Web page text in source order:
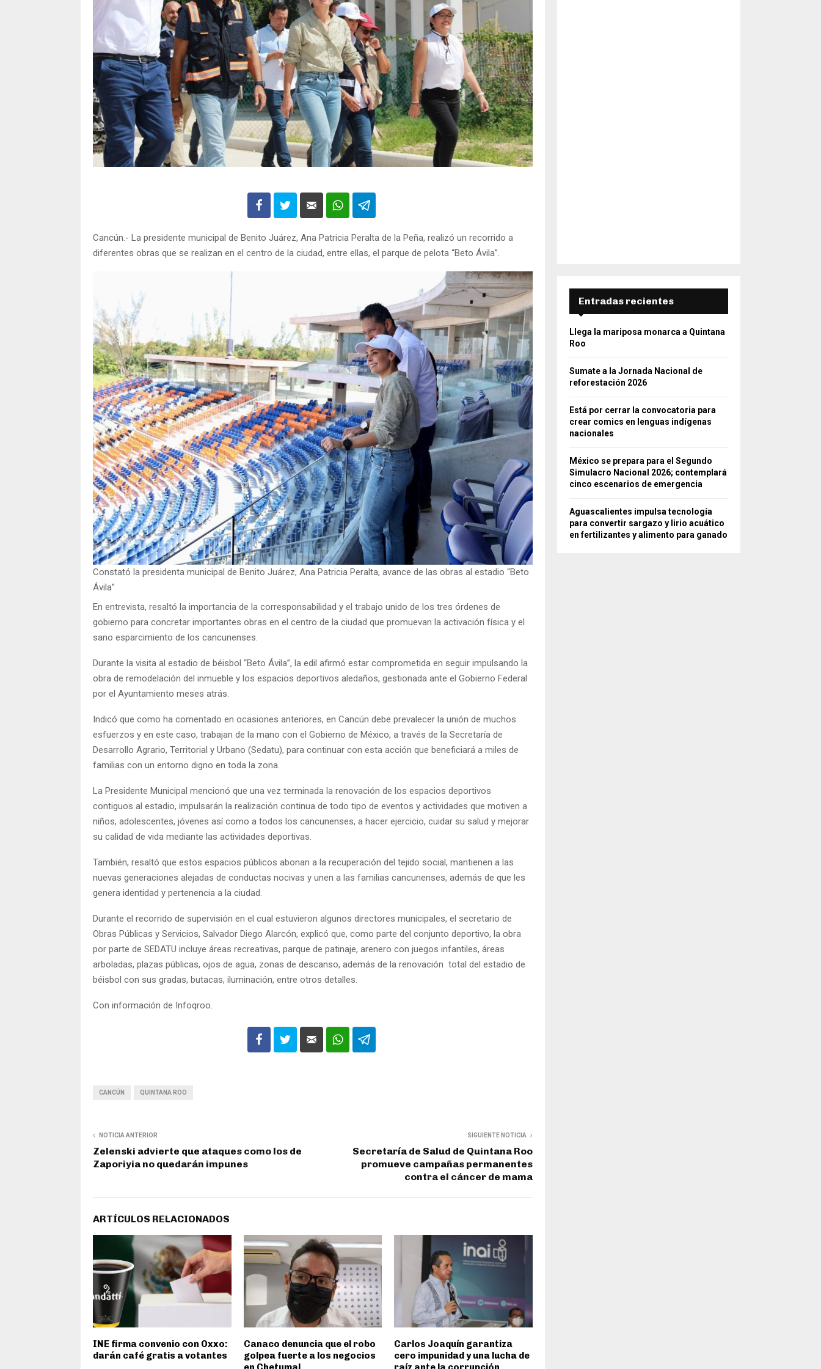
Cancún.- La presidente municipal de Benito Juárez, Ana Patricia Peralta de la Peña, realizó un recorrido a
diferentes obras que se realizan en el centro de la ciudad, entre ellas, el parque de pelota “Beto Ávila”.
Constató la presidenta municipal de Benito Juárez, Ana Patricia Peralta, avance de las obras al estadio “Beto
Ávila”
En entrevista, resaltó la importancia de la corresponsabilidad y el trabajo unido de los tres órdenes de
gobierno para concretar importantes obras en el centro de la ciudad que promuevan la activación física y el
sano esparcimiento de los cancunenses.
Durante la visita al estadio de béisbol “Beto Ávila”, la edil afirmó estar comprometida en seguir impulsando la
obra de remodelación del inmueble y los espacios deportivos aledaños, gestionada ante el Gobierno Federal
por el Ayuntamiento meses atrás.
Indicó que como ha comentado en ocasiones anteriores, en Cancún debe prevalecer la unión de muchos
esfuerzos y en este caso, trabajan de la mano con el Gobierno de México, a través de la Secretaría de
Desarrollo Agrario, Territorial y Urbano (Sedatu), para continuar con esta acción que beneficiará a miles de
familias con un entorno digno en toda la zona.
La Presidente Municipal mencionó que una vez terminada la renovación de los espacios deportivos
contiguos al estadio, impulsarán la realización continua de todo tipo de eventos y actividades que motiven a
niños, adolescentes, jóvenes así como a todos los cancunenses, a hacer ejercicio, cuidar su salud y mejorar
su calidad de vida mediante las actividades deportivas.
También, resaltó que estos espacios públicos abonan a la recuperación del tejido social, mantienen a las
nuevas generaciones alejadas de conductas nocivas y unen a las familias cancunenses, además de que les
genera identidad y pertenencia a la ciudad.
Durante el recorrido de supervisión en el cual estuvieron algunos directores municipales, el secretario de
Obras Públicas y Servicios, Salvador Diego Alarcón, explicó que, como parte del conjunto deportivo, la obra
por parte de SEDATU incluye áreas recreativas, parque de patinaje, arenero con juegos infantiles, áreas
arboladas, plazas públicas, ojos de agua, zonas de descanso, además de la renovación total del estadio de
béisbol con sus gradas, butacas, iluminación, entre otros detalles.
Con información de Infoqroo.
CANCÚN QUINTANA ROO
NOTICIA ANTERIOR
Zelenski advierte que ataques como los de
Zaporiyia no quedarán impunes
SIGUIENTE NOTICIA
Secretaría de Salud de Quintana Roo
promueve campañas permanentes
contra el cáncer de mama
ARTÍCULOS RELACIONADOS
INE firma convenio con Oxxo:
darán café gratis a votantes
Canaco denuncia que el robo
golpea fuerte a los negocios
Carlos Joaquín garantiza
cero impunidad y una lucha de
Entradas recientes
Llega la mariposa monarca a Quintana
Roo
Sumate a la Jornada Nacional de
reforestación 2026
Está por cerrar la convocatoria para
crear comics en lenguas indígenas
nacionales
México se prepara para el Segundo
Simulacro Nacional 2026; contemplará
cinco escenarios de emergencia
Aguascalientes impulsa tecnología
para convertir sargazo y lirio acuático
en fertilizantes y alimento para ganado